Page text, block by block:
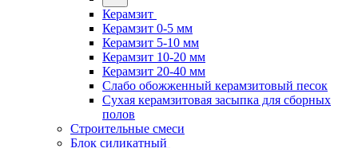
Керамзит
Керамзит 0-5 мм
Керамзит 5-10 мм
Керамзит 10-20 мм
Керамзит 20-40 мм
Слабо обожженный керамзитовый песок
Сухая керамзитовая засыпка для сборных
полов
Строительные смеси
Блок силикатный